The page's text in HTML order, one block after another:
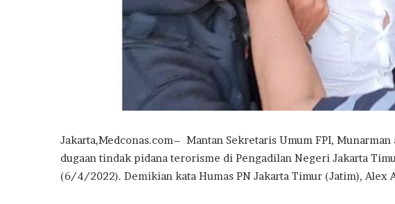
Jakarta,Medconas.com– Mantan Sekretaris Umum FPI,
dugaan tindak pidana terorisme di Pengadilan Negeri Jakarta
(6/4/2022). Demikian kata Humas PN Jakarta Timur (Jatim), Alex